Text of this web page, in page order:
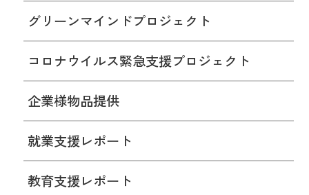
グリーンマインドプロジェクト
コロナウイルス緊急支援プロジェクト
企業様物品提供
就業支援レポート
教育支援レポート